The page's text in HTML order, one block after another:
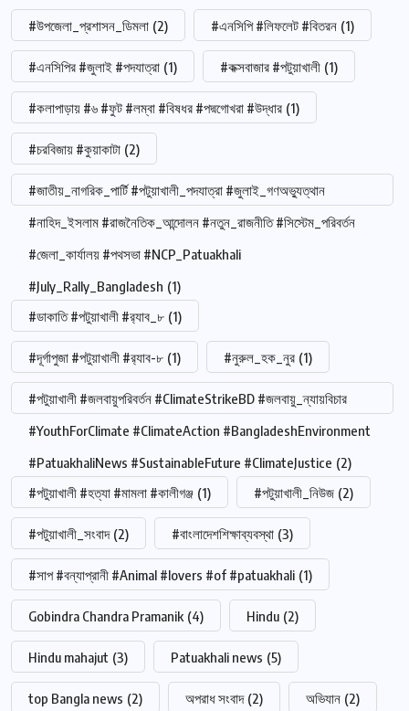
#উপজেলা_প্রশাসন_ডিমলা (2) #এনসিপি #লিফলেট #বিতরন (1)
#এনসিপির #জুলাই #পদযাত্রা (1) #কক্সবাজার #পটুয়াখালী (1)
#কলাপাড়ায় #৬ #ফুট #লম্বা #বিষধর #পদ্মগোখরা #উদ্ধার (1)
#চরবিজায় #কুয়াকাটা (2)
#জাতীয়_নাগরিক_পার্টি #পটুয়াখালী_পদযাত্রা #জুলাই_গণঅভ্যুত্থান
#নাহিদ_ইসলাম #রাজনৈতিক_আন্দোলন #নতুন_রাজনীতি #সিস্টেম_পরিবর্তন
#জেলা_কার্যালয় #পথসভা #NCP_Patuakhali
#July_Rally_Bangladesh (1)
#ডাকাতি #পটুয়াখালী #র‍্যাব_৮ (1)
#দূর্গাপুজা #পটুয়াখালী #র‍্যাব-৮ (1) #নুরুল_হক_নুর (1)
#পটুয়াখালী #জলবায়ুপরিবর্তন #ClimateStrikeBD #জলবায়ু_ন্যায়বিচার
#YouthForClimate #ClimateAction #BangladeshEnvironment
#PatuakhaliNews #SustainableFuture #ClimateJustice (2)
#পটুয়াখালী #হত্যা #মামলা #কালীগঞ্জ (1) #পটুয়াখালী_নিউজ (2)
#পটুয়াখালী_সংবাদ (2) #বাংলাদেশশিক্ষাব্যবস্থা (3)
#সাপ #বন্যাপ্রানী #Animal #lovers #of #patuakhali (1)
Gobindra Chandra Pramanik (4) Hindu (2)
Hindu mahajut (3) Patuakhali news (5)
top Bangla news (2) অপরাধ সংবাদ (2) অভিযান (2)